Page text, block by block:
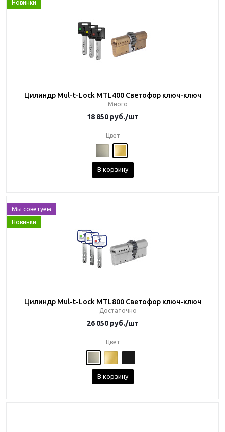
Новинки
Цилиндр Mul-t-Lock MTL400 Светофор ключ-ключ
Много
18 850 руб./шт
Цвет
В корзину
Мы советуем
Новинки
Цилиндр Mul-t-Lock MTL800 Светофор ключ-ключ
Достаточно
26 050 руб./шт
Цвет
В корзину